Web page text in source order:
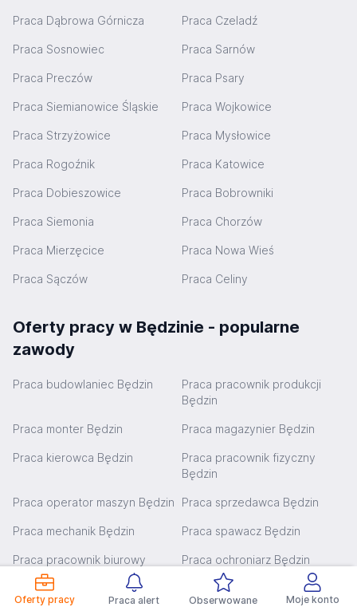
Oferty pracy Praca alert Obserwowane Moje konto
Praca Dąbrowa Górnicza Praca Czeladź
Praca Sosnowiec Praca Sarnów
Praca Preczów Praca Psary
Praca Siemianowice Śląskie Praca Wojkowice
Praca Strzyżowice Praca Mysłowice
Praca Rogoźnik Praca Katowice
Praca Dobieszowice Praca Bobrowniki
Praca Siemonia Praca Chorzów
Praca Mierzęcice Praca Nowa Wieś
Praca Sączów Praca Celiny
Oferty pracy w Będzinie - popularne
zawody
Praca budowlaniec Będzin
Praca pracownik produkcji
Będzin
Praca monter Będzin Praca magazynier Będzin
Praca kierowca Będzin
Praca pracownik fizyczny
Będzin
Praca operator maszyn Będzin Praca sprzedawca Będzin
Praca mechanik Będzin Praca spawacz Będzin
Praca pracownik biurowy
Będzin
Praca ochroniarz Będzin
Praca handlowiec Będzin Praca stolarz Będzin